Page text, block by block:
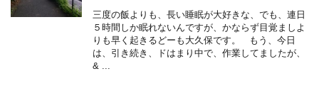
三度の飯よりも、長い睡眠が大好きな、でも、連日
５時間しか眠れないんですが、かならず目覚ましよ
りも早く起きるどーも大久保です。 もう、今日
は、引き続き、ドはまり中で、作業してましたが、
& ...